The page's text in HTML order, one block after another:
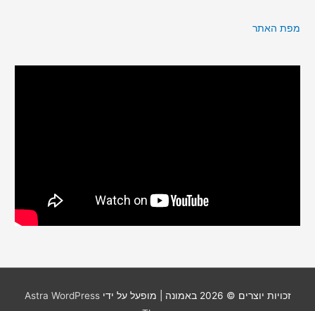
מפת האתר
זכויות יוצרים © 2026 באמונה | מופעל על ידיAstra WordPress